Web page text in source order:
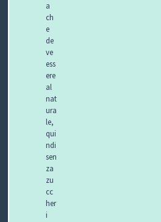
a
ch
e
de
ve
ess
ere
al
nat
ura
le,
qui
ndi
sen
za
zu
cc
her
i